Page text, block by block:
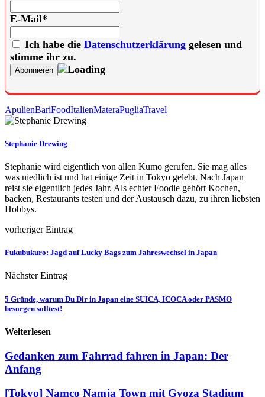
E-Mail*
Ich habe die Datenschutzerklärung gelesen und
stimme ihr zu.
ApulienBariFoodItalienMateraPugliaTravel
Stephanie Drewing
Stephanie wird eigentlich von allen Kumo gerufen. Sie mag alles
was niedlich ist und hat einige Zeit in Tokyo gelebt. Nach Japan
reist sie eigentlich jedes Jahr. Als echter Foodie gehört Kochen,
backen, Restaurants testen und der Austausch dazu, zu ihren liebsten
Hobbys.
vorheriger Eintrag
Fukubukuro: Jagd auf Lucky Bags zum Jahreswechsel in Japan
Nächster Eintrag
5 Gründe, warum Du Dir in Japan eine SUICA, ICOCA oder PASMO
besorgen solltest!
Weiterlesen
Gedanken zum Fahrrad fahren in Japan: Der
Anfang
[Tokyo] Namco Namja Town mit Gyoza Stadium